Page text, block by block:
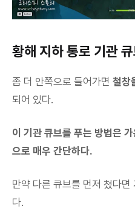
황해 지하 통로 기관
좀 더 안쪽으로 들어가면 철창
되어 있다.
이 기관 큐브를 푸는 방법은
으로 매우 간단하다.
만약 다른 큐브를 먼저 쳤다
다.